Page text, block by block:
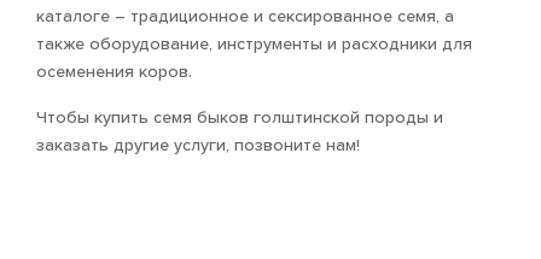
каталоге – традиционное и сексированное семя, а
также оборудование, инструменты и расходники для
осеменения коров.
Чтобы купить семя быков голштинской породы и
заказать другие услуги, позвоните нам!